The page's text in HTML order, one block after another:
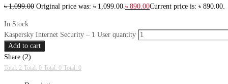
৳1,099.00 Original price was: ৳ 1,099.00. ৳ 890.00Current price is: ৳ 890.00.
In Stock
Kaspersky Internet Security – 1 User quantity
Add to cart
Share (2)
Total: 2 Total: 0 Total: 0 Total: 0